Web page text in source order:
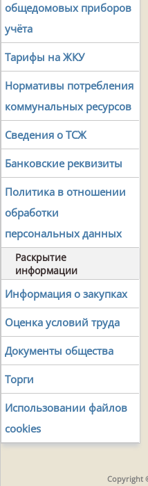
общедомовых приборов
учёта
Тарифы на ЖКУ
Нормативы потребления
коммунальных ресурсов
Сведения о ТСЖ
Банковские реквизиты
Политика в отношении
обработки
персональных данных
Раскрытие
информации
Информация о закупках
Оценка условий труда
Документы общества
Торги
Использовании файлов
cookies
Copyright